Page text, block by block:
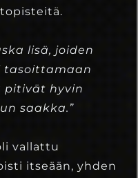
lisä, joiden
tasoittamaan
pitivät hyvin
saakka.”
vallattu
itseään, yhden